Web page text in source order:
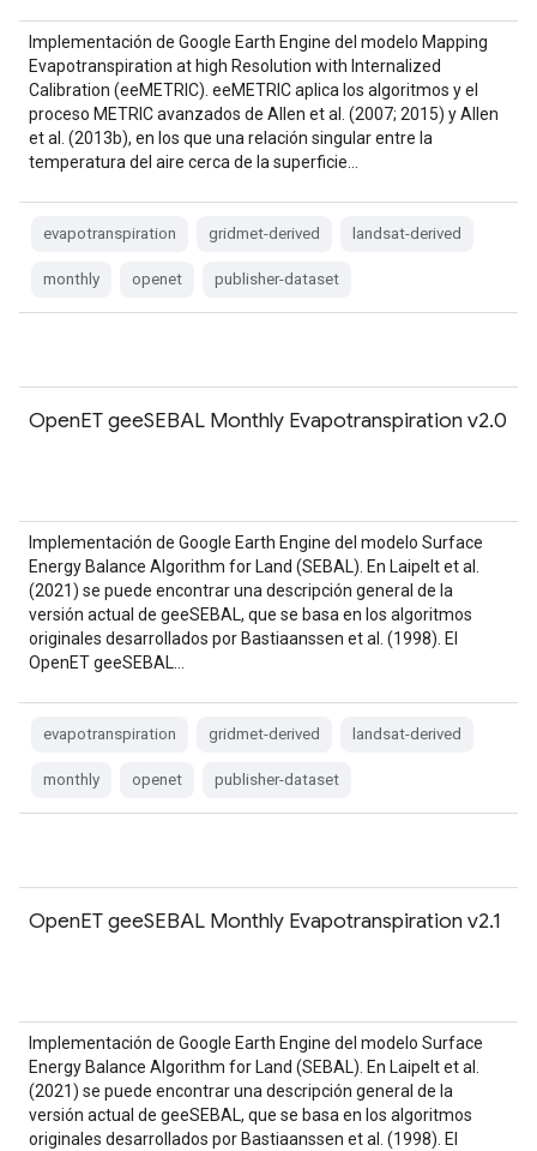
Implementación de Google Earth Engine del modelo Mapping
Evapotranspiration at high Resolution with Internalized
Calibration (eeMETRIC). eeMETRIC aplica los algoritmos y el
proceso METRIC avanzados de Allen et al. (2007; 2015) y Allen
et al. (2013b), en los que una relación singular entre la
temperatura del aire cerca de la superficie…
evapotranspiration gridmet-derived landsat-derived
monthly openet publisher-dataset
OpenET geeSEBAL Monthly Evapotranspiration v2.0
Implementación de Google Earth Engine del modelo Surface
Energy Balance Algorithm for Land (SEBAL). En Laipelt et al.
(2021) se puede encontrar una descripción general de la
versión actual de geeSEBAL, que se basa en los algoritmos
originales desarrollados por Bastiaanssen et al. (1998). El
OpenET geeSEBAL…
evapotranspiration gridmet-derived landsat-derived
monthly openet publisher-dataset
OpenET geeSEBAL Monthly Evapotranspiration v2.1
Implementación de Google Earth Engine del modelo Surface
Energy Balance Algorithm for Land (SEBAL). En Laipelt et al.
(2021) se puede encontrar una descripción general de la
versión actual de geeSEBAL, que se basa en los algoritmos
originales desarrollados por Bastiaanssen et al. (1998). El